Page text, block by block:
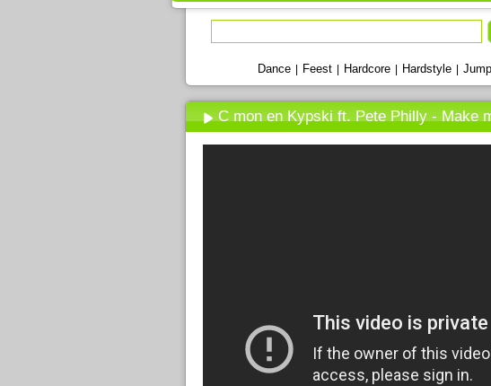
Dance Feest Hardcore Hardstyle
C mon en Kypski ft. Pete Philly - Make